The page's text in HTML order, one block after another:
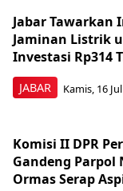
JABAR
Jabar Tawarkan
Jaminan Listrik
Investasi Rp314
Kamis, 16
Komisi II DPR
Gandeng Parpol
Ormas Serap